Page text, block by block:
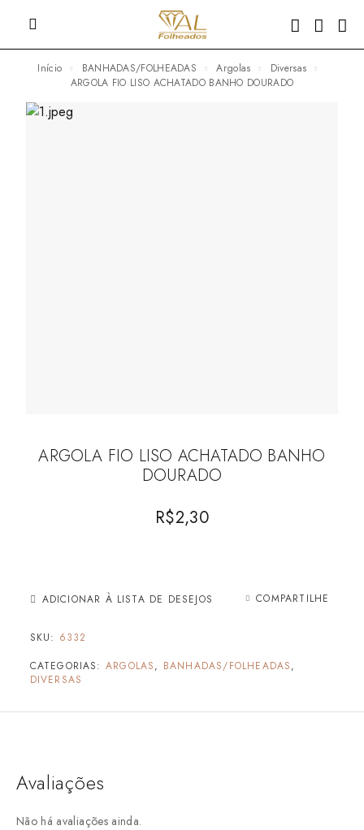
Início BANHADAS/FOLHEADAS Argolas
Diversas
ARGOLA FIO LISO ACHATADO BANHO DOURADO
ARGOLA FIO LISO ACHATADO BANHO
DOURADO
R$2,30
ADICIONAR À LISTA DE DESEJOS COMPARTILHE
SKU: 6332
CATEGORIAS: ARGOLAS, BANHADAS/FOLHEADAS,
DIVERSAS
Avaliações
Não há avaliações ainda.